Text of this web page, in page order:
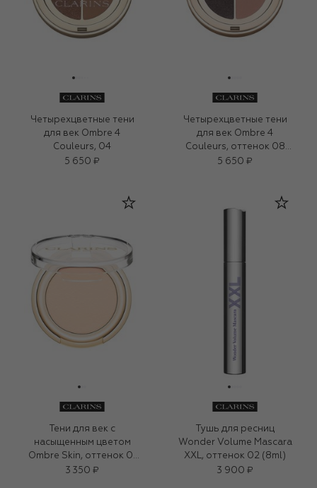
Четырехцветные тени
для век Ombre 4
Couleurs, 04
5 650 ₽
Четырехцветные тени
для век Ombre 4
Couleurs, оттенок 08
(4,2g)
5 650 ₽
Тени для век с
насыщенным цветом
Ombre Skin, оттенок 01
(1,5g)
3 350 ₽
Тушь для ресниц
Wonder Volume Mascara
XXL, оттенок 02 (8ml)
3 900 ₽